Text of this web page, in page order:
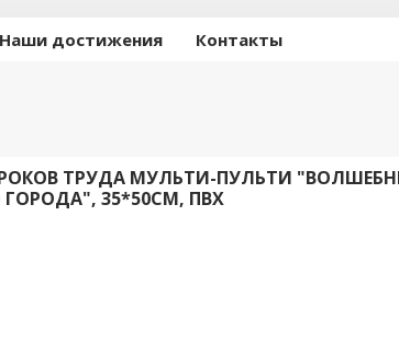
Наши достижения Контакты
ТРУДА МУЛЬТИ-ПУЛЬТИ
35*50СМ, ПВХ